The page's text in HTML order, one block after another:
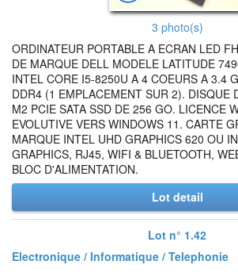
3 photo(s)
ORDINATEUR PORTABLE A ECRAN LED
DE MARQUE DELL MODELE LATITUDE
INTEL CORE I5-8250U A 4 COEURS A 3.4
DDR4 (1 EMPLACEMENT SUR 2). DISQUE
M2 PCIE SATA SSD DE 256 GO. LICENCE
EVOLUTIVE VERS WINDOWS 11. CARTE
MARQUE INTEL UHD GRAPHICS 620 OU
GRAPHICS, RJ45, WIFI & BLUETOOTH,
BLOC D'ALIMENTATION.
Lot detail
Lot n° 1.42
Electronique / Informatique / Telephonie